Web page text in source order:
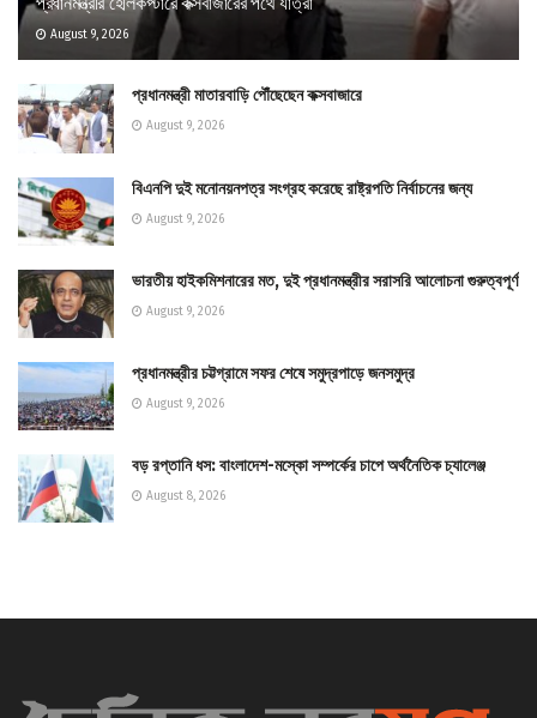
August 9, 2026
প্রধানমন্ত্রী মাতারবাড়ি পৌঁছেছেন কক্সবাজারে
August 9, 2026
বিএনপি দুই মনোনয়নপত্র সংগ্রহ করেছে রাষ্ট্রপতি নির্বাচনের জন্য
August 9, 2026
ভারতীয় হাইকমিশনারের মত, দুই প্রধানমন্ত্রীর সরাসরি আলোচনা গুরুত্বপূর্ণ
August 9, 2026
প্রধানমন্ত্রীর চট্টগ্রামে সফর শেষে সমুদ্রপাড়ে জনসমুদ্র
August 9, 2026
বড় রপ্তানি ধস: বাংলাদেশ-মস্কো সম্পর্কের চাপে অর্থনৈতিক চ্যালেঞ্জ
August 8, 2026